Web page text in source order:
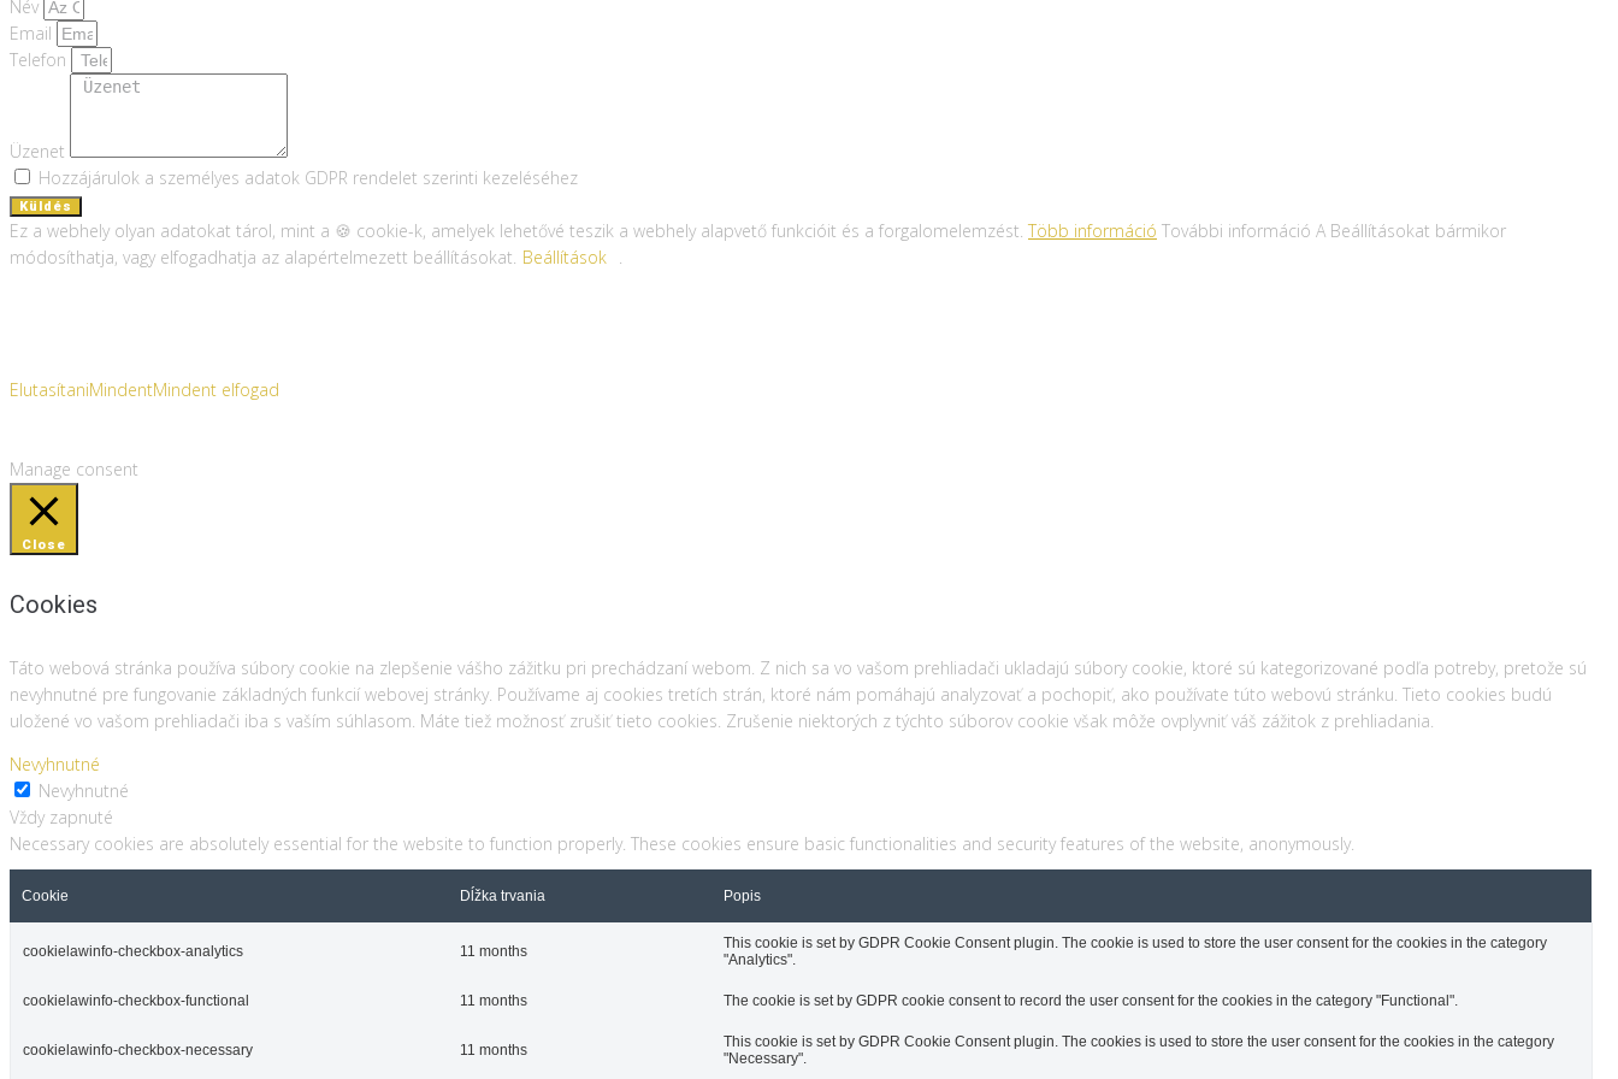
Név
Email
Telefon
Üzenet
Hozzájárulok a személyes adatok GDPR rendelet szerinti kezeléséhez
Küldés
Ez a webhely olyan adatokat tárol, mint a 🍪 cookie-k, amelyek lehetővé teszik a webhely alapvető funkcióit és a forgalomelemzést. Több információ További információ A Beállításokat bármikor
módosíthatja, vagy elfogadhatja az alapértelmezett beállításokat. Beállítások
ElutasítaniMindentMindent elfogad
Manage consent
Close
Cookies
Táto webová stránka používa súbory cookie na zlepšenie vášho zážitku pri prechádzaní webom. Z nich sa vo vašom prehliadači ukladajú súbory cookie, ktoré sú kategorizované podľa potreby, pretože sú
nevyhnutné pre fungovanie základných funkcií webovej stránky. Používame aj cookies tretích strán, ktoré nám pomáhajú analyzovať a pochopiť, ako používate túto webovú stránku. Tieto cookies budú
uložené vo vašom prehliadači iba s vaším súhlasom. Máte tiež možnosť zrušiť tieto cookies. Zrušenie niektorých z týchto súborov cookie však môže ovplyvniť váš zážitok z prehliadania.
Nevyhnutné
Nevyhnutné
Vždy zapnuté
Necessary cookies are absolutely essential for the website to function properly. These cookies ensure basic functionalities and security features of the website, anonymously.
Cookie Dĺžka trvania Popis
cookielawinfo-checkbox-analytics 11 months
This cookie is set by GDPR Cookie Consent plugin. The cookie is used to store the user consent for the cookies in the category
"Analytics".
cookielawinfo-checkbox-functional 11 months The cookie is set by GDPR cookie consent to record the user consent for the cookies in the category "Functional".
cookielawinfo-checkbox-necessary 11 months
This cookie is set by GDPR Cookie Consent plugin. The cookies is used to store the user consent for the cookies in the category
"Necessary".